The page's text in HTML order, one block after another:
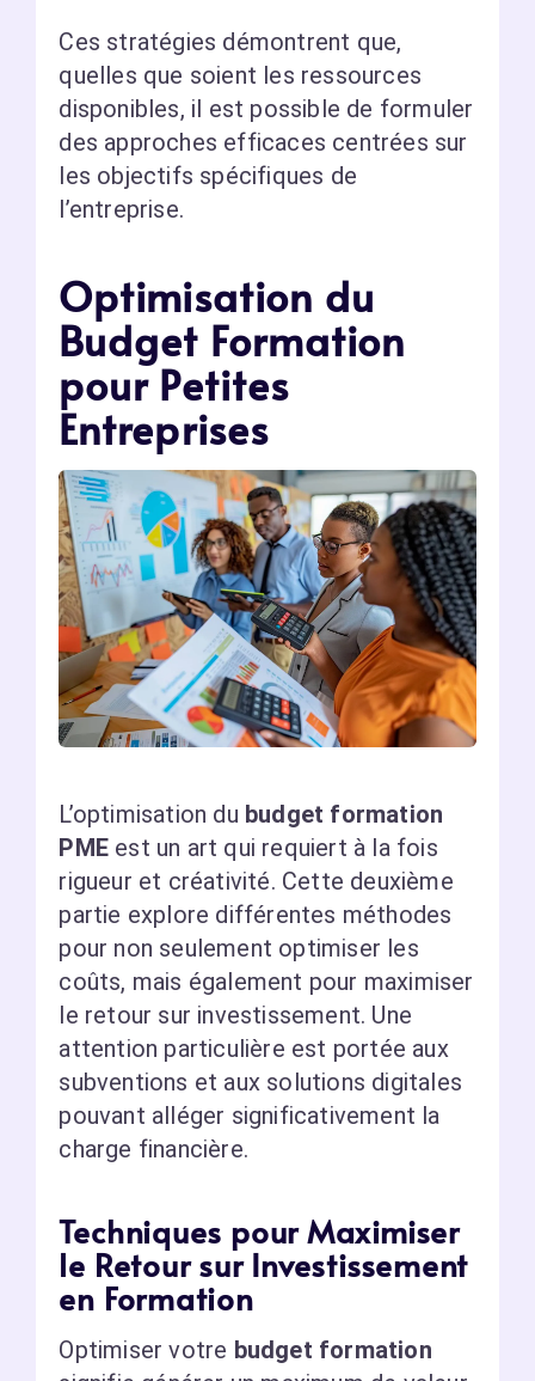
Ces stratégies démontrent que,
quelles que soient les ressources
disponibles, il est possible de formuler
des approches efficaces centrées sur
les objectifs spécifiques de
l’entreprise.
Optimisation du
Budget Formation
pour Petites
Entreprises
L’optimisation du budget formation
PME est un art qui requiert à la fois
rigueur et créativité. Cette deuxième
partie explore différentes méthodes
pour non seulement optimiser les
coûts, mais également pour maximiser
le retour sur investissement. Une
attention particulière est portée aux
subventions et aux solutions digitales
pouvant alléger significativement la
charge financière.
Techniques pour Maximiser
le Retour sur Investissement
en Formation
Optimiser votre budget formation